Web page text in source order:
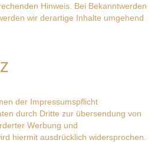
Hinweis. Bei Bekanntwerden
wir derartige Inhalte umgehend
der Impressumspflicht
durch Dritte zur übersendung von
Werbung und
hiermit ausdrücklich widersprochen.